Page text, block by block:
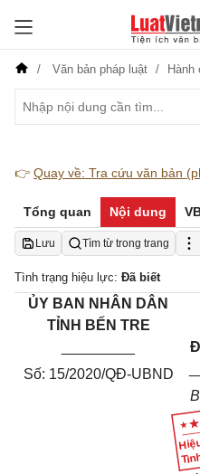
Văn bản pháp luật Hành
👉 Quay về: Tra cứu văn bản
Tổng quan Nội dung
Lưu Tìm từ trong trang
Tình trạng hiệu lực: Đã biết
ỦY BAN NHÂN DÂN
TỈNH BẾN TRE
Số: 15/2020/QĐ-UBND